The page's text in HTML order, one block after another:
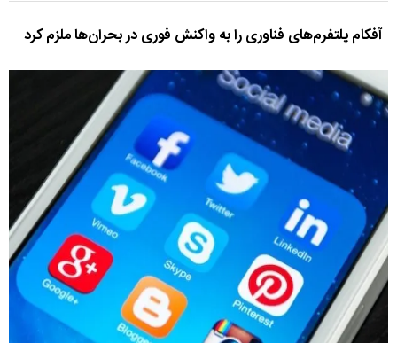
آفکام پلتفرم‌های فناوری را به واکنش فوری در بحران‌ها ملزم کرد